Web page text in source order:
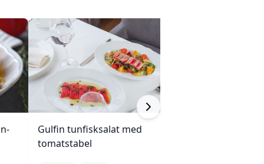
Gulfin tunfisksalat med
tomatstabel